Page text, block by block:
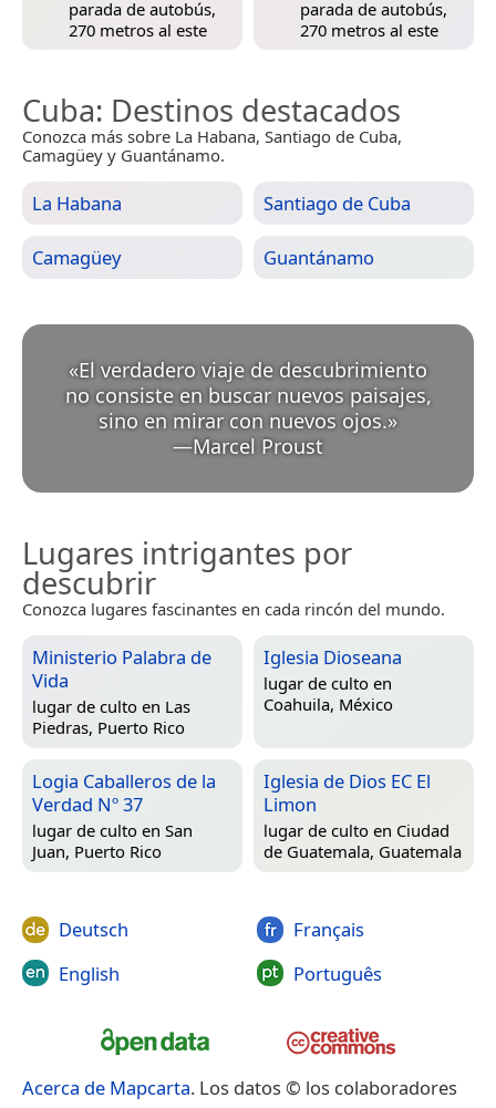
parada de autobús,
270 metros al este
parada de autobús,
270 metros al este
Cuba: Destinos destacados
Conozca más sobre La Habana, Santiago de Cuba,
Camagüey y Guantánamo.
La Habana Santiago de Cuba
Camagüey Guantánamo
«El verdadero viaje de descubrimiento
no consiste en buscar nuevos paisajes,
sino en mirar con nuevos ojos.
—Marcel Proust
Lugares intrigantes por
descubrir
Conozca lugares fascinantes en cada rincón del mundo.
Ministerio Palabra de
Vida
lugar de culto en Las
Piedras, Puerto Rico
Iglesia Dioseana
lugar de culto en
Coahuila, México
Logia Caballeros de la
Verdad Nº 37
lugar de culto en San
Juan, Puerto Rico
Iglesia de Dios EC El
Limon
lugar de culto en Ciudad
de Guatemala, Guatemala
Deutsch
English
Français
Português
Acerca de Mapcarta. Los datos © los colaboradores